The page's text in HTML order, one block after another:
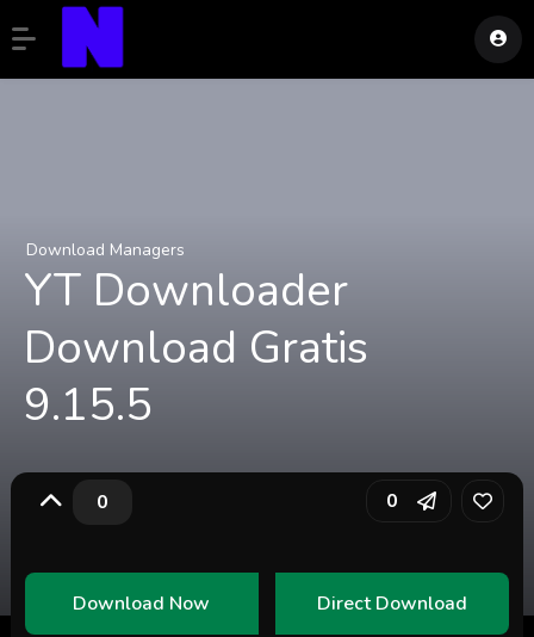
Download Managers
YT Downloader
Download Gratis
9.15.5
0 0
Download Now Direct Download